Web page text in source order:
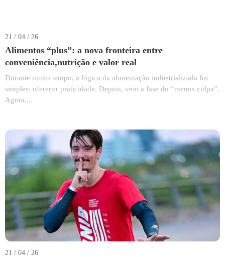
21 / 04 / 26
Alimentos “plus”: a nova fronteira entre
conveniência,nutrição e valor real
Durante muito tempo, a lógica da alimentação industrializada foi
simples: oferecer praticidade. Depois, veio a fase do “menos culpa”.
Agora,...
21 / 04 / 26